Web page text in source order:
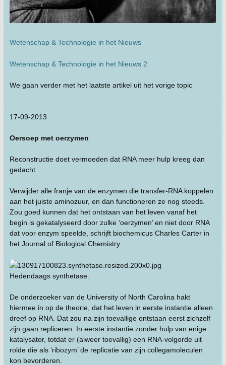
Wetenschap & Technologie in het Nieuws
Wetenschap & Technologie in het Nieuws 2
We gaan verder met het laatste artikel uit het vorige topic
17-09-2013
Oersoep met oerzymen
Reconstructie doet vermoeden dat RNA meer hulp kreeg dan
gedacht
Verwijder alle franje van de enzymen die transfer-RNA koppelen
aan het juiste aminozuur, en dan functioneren ze nog steeds.
Zou goed kunnen dat het ontstaan van het leven vanaf het
begin is gekatalyseerd door zulke ‘oerzymen’ en niet door RNA
dat voor enzym speelde, schrijft biochemicus Charles Carter in
het Journal of Biological Chemistry.
Hedendaags synthetase.
De onderzoeker van de University of North Carolina hakt
hiermee in op de theorie, dat het leven in eerste instantie alleen
dreef op RNA. Dat zou na zijn toevallige ontstaan eerst zichzelf
zijn gaan repliceren. In eerste instantie zonder hulp van enige
katalysator, totdat er (alweer toevallig) een RNA-volgorde uit
rolde die als ‘ribozym’ de replicatie van zijn collegamoleculen
kon bevorderen.